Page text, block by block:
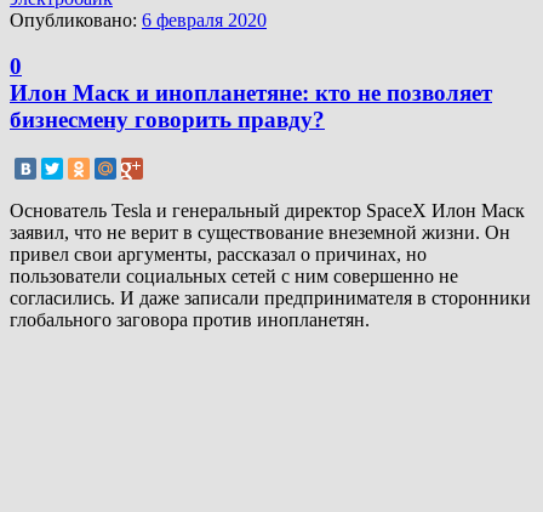
Опубликовано: 6 февраля 2020
0
Илон Маск и инопланетяне: кто не позволяет
бизнесмену говорить правду?
Основатель Tesla и генеральный директор SpaceX Илон Маск
заявил, что не верит в существование внеземной жизни. Он
привел свои аргументы, рассказал о причинах, но
пользователи социальных сетей с ним совершенно не
согласились. И даже записали предпринимателя в сторонники
глобального заговора против инопланетян.